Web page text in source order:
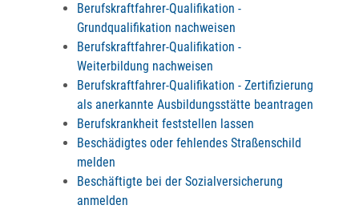
Berufskraftfahrer-Qualifikation -
Grundqualifikation nachweisen
Berufskraftfahrer-Qualifikation -
Weiterbildung nachweisen
Berufskraftfahrer-Qualifikation - Zertifizierung
als anerkannte Ausbildungsstätte beantragen
Berufskrankheit feststellen lassen
Beschädigtes oder fehlendes Straßenschild
melden
Beschäftigte bei der Sozialversicherung
anmelden